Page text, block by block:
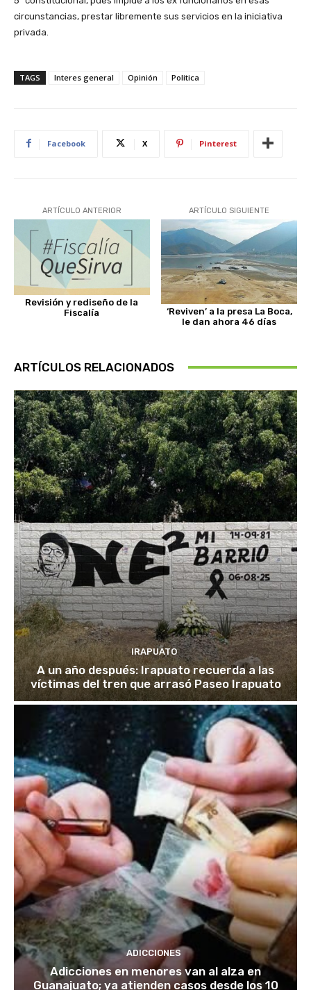
circunstancias, prestar libremente sus servicios en la iniciativa
privada.
TAGS Interes general Opinión Politica
Facebook X Pinterest
ARTÍCULO ANTERIOR
Revisión y rediseño de la
Fiscalía
ARTÍCULO SIGUIENTE
‘Reviven’ a la presa La Boca,
le dan ahora 46 días
ARTÍCULOS RELACIONADOS
IRAPUATO
A un año después: Irapuato recuerda a las
víctimas del tren que arrasó Paseo Irapuato
ADICCIONES
Adicciones en menores van al alza en
Guanajuato; ya atienden casos desde los 10